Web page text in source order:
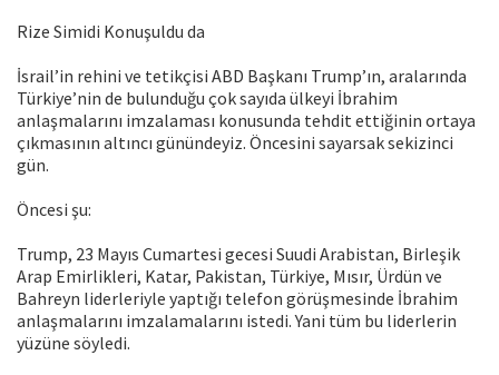
Rize Simidi Konuşuldu da
İsrail’in rehini ve tetikçisi ABD Başkanı Trump’ın, aralarında
Türkiye’nin de bulunduğu çok sayıda ülkeyi İbrahim
anlaşmalarını imzalaması konusunda tehdit ettiğinin ortaya
çıkmasının altıncı günündeyiz. Öncesini sayarsak sekizinci
gün.
Öncesi şu:
Trump, 23 Mayıs Cumartesi gecesi Suudi Arabistan, Birleşik
Arap Emirlikleri, Katar, Pakistan, Türkiye, Mısır, Ürdün ve
Bahreyn liderleriyle yaptığı telefon görüşmesinde İbrahim
anlaşmalarını imzalamalarını istedi. Yani tüm bu liderlerin
yüzüne söyledi.